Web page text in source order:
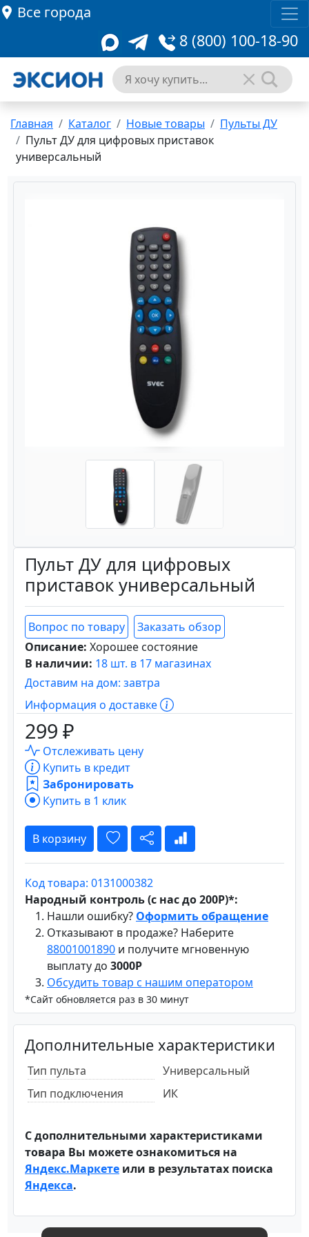
Все города
8 (800) 100-18-90
Главная Каталог Новые товары
Пульты ДУ
Пульт ДУ для цифровых приставок
универсальный
Пульт ДУ для цифровых
приставок универсальный
Вопрос по товару
Заказать обзор
Описание: Хорошее состояние
В наличии: 18 шт. в 17 магазинах
Доставим на дом: завтра
Информация о доставке
299 ₽
Отслеживать цену
Купить в кредит
Забронировать
Купить в 1 клик
В корзину
Код товара: 0131000382
Народный контроль (с нас до 200Р)*:
Нашли ошибку? Оформить обращение
Отказывают в продаже? Наберите
88001001890 и получите мгновенную
выплату до 3000Р
Обсудить товар с нашим оператором
*Сайт обновляется раз в 30 минут
Дополнительные характеристики
Тип пульта
Универсальный
Тип подключения
ИК
С дополнительными характеристиками
товара Вы можете ознакомиться на
Яндекс.Маркете или в результатах поиска
Яндекса.